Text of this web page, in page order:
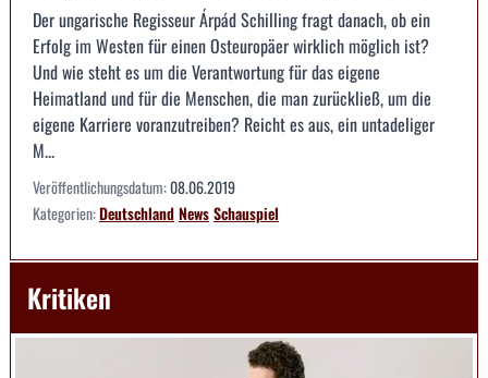
Der ungarische Regisseur Árpád Schilling fragt danach, ob ein
Erfolg im Westen für einen Osteuropäer wirklich möglich ist?
Und wie steht es um die Verantwortung für das eigene
Heimatland und für die Menschen, die man zurückließ, um die
eigene Karriere voranzutreiben? Reicht es aus, ein untadeliger
M...
Veröffentlichungsdatum:08.06.2019
Kategorien:DeutschlandNewsSchauspiel
Kritiken